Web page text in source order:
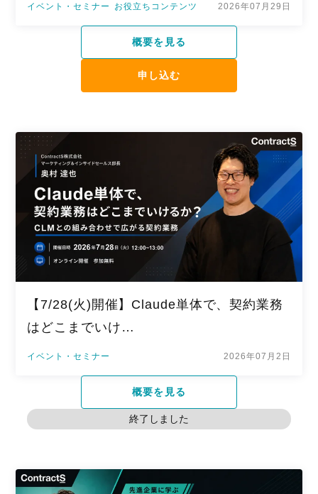
イベント・セミナー お役立ちコンテンツ 2026年07月29日
概要を見る
申し込む
【7/28(火)開催】Claude単体で、契約業務
はどこまでいけ…
イベント・セミナー 2026年07月2日
概要を見る
終了しました